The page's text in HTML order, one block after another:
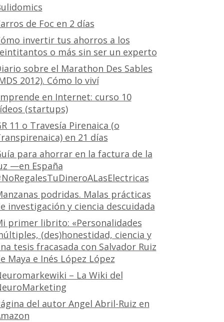
de Foc en 2 días
invertir tus ahorros a los
o más sin ser un experto
sobre el Marathon Des Sables
2012). Cómo lo viví
en Internet: curso 10
(startups)
11 o Travesía Pirenaica (o
en 21 días
para ahorrar en la factura de la
—en España
podridas. Malas prácticas
investigación y ciencia descuidada
primer librito: «Personalidades
(des)honestidad, ciencia y
tesis fracasada con Salvador Ruiz
Maya e Inés López López
– La Wiki del
del autor Angel Abril-Ruiz en